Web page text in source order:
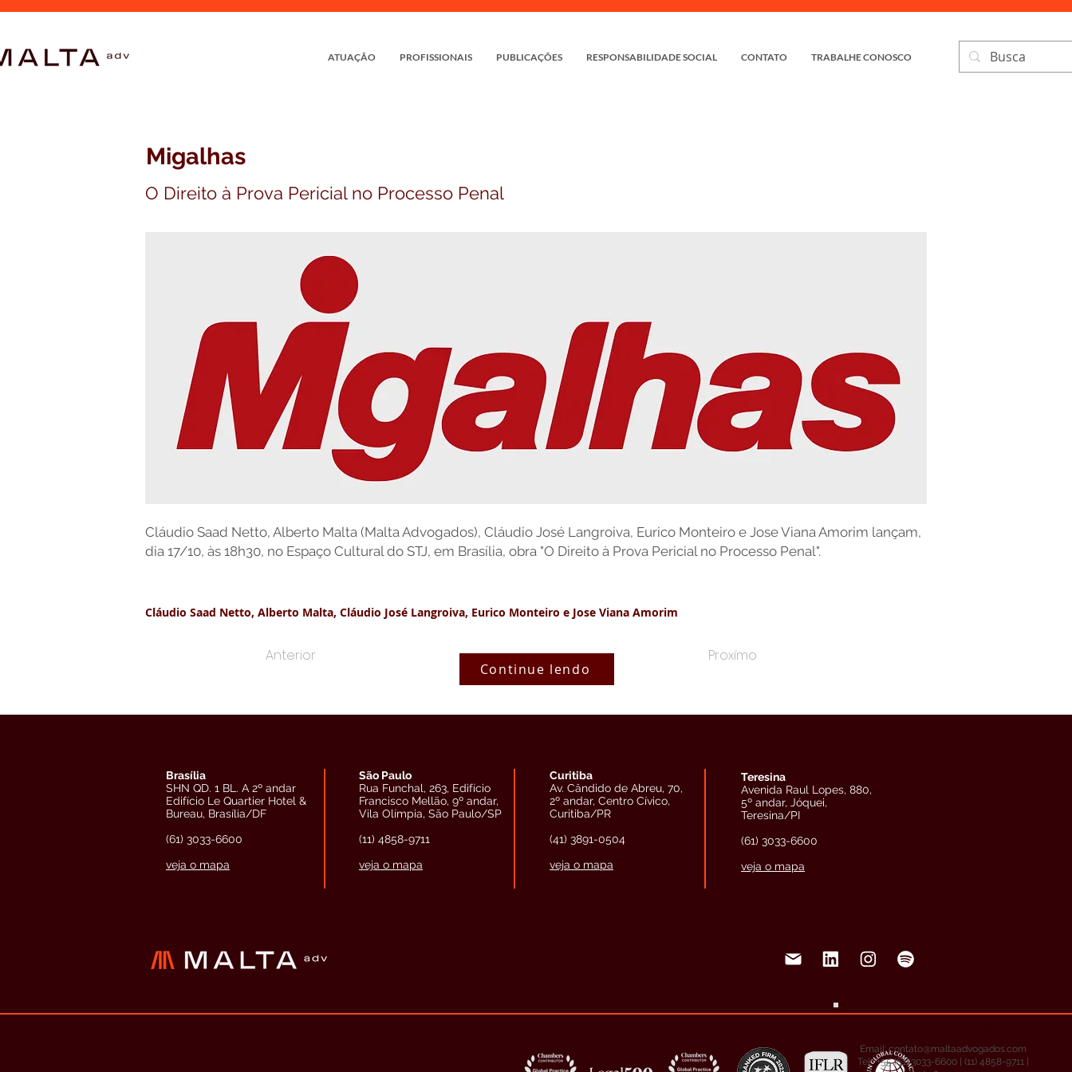
ATUAÇÃO PROFISSIONAIS PUBLICAÇÕES RESPONSABILIDADE SOCIAL CONTATO TRABALHE CONOSCO
Migalhas
O Direito à Prova Pericial no Processo Penal
Cláudio Saad Netto, Alberto Malta (Malta Advogados), Cláudio José Langroiva, Eurico Monteiro e Jose Viana Amorim lançam,
dia 17/10, às 18h30, no Espaço Cultural do STJ, em Brasília, obra "O Direito à Prova Pericial no Processo Penal".
Cláudio Saad Netto, Alberto Malta, Cláudio José Langroiva, Eurico Monteiro e Jose Viana Amorim
Anterior
Continue lendo
Proxímo
Email:contato@maltaadvogados.com
Tel: +55 (61) 3033-6600 | (11) 4858-9711 |
Brasília
SHN QD. 1 BL. A 2º andar
Edifício Le Quartier Hotel &
Bureau, Brasília/DF
(61) 3033-6600
veja o mapa
São Paulo
Rua Funchal, 263, Edifício
Francisco Mellão, 9º andar,
Vila Olímpia, São Paulo/SP
(11) 4858-9711
veja o mapa
Curitiba
Av. Cândido de Abreu, 70,
2º andar, Centro Cívico,
Curitiba/PR
(41) 3891-0504
veja o mapa
Teresina
Avenida Raul Lopes, 880,
5º andar, Jóquei,
Teresina/PI
(61) 3033-6600
veja o mapa